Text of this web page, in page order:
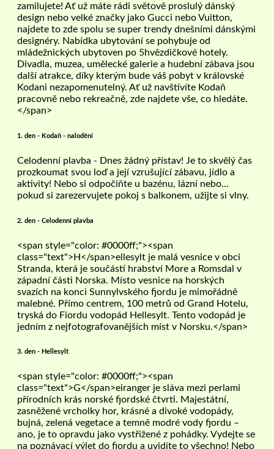
zamilujete! Ať už máte rádi světově proslulý dánský
design nebo velké značky jako Gucci nebo Vuitton,
najdete to zde spolu se super trendy dnešními dánskými
designéry. Nabídka ubytování se pohybuje od
mládežnických ubytoven po 5hvězdičkové hotely.
Divadla, muzea, umělecké galerie a hudební zábava jsou
další atrakce, díky kterým bude váš pobyt v královské
Kodani nezapomenutelný. Ať už navštívíte Kodaň
pracovně nebo rekreačně, zde najdete vše, co hledáte.
</span>
1. den - Kodaň - nalodění
Celodenní plavba - Dnes žádný přístav! Je to skvělý čas
prozkoumat svou loď a její vzrušující zábavu, jídlo a
aktivity! Nebo si odpočiňte u bazénu, lázní nebo...
pokud si zarezervujete pokoj s balkonem, užijte si vlny.
2. den - Celodenní plavba
<span style="color: #0000ff;"><span
class="text">H</span>ellesylt je malá vesnice v obci
Stranda, která je součástí hrabství More a Romsdal v
západní části Norska. Místo vesnice na horských
svazích na konci Sunnylvského fjordu je mimořádně
malebné. Přímo centrem, 100 metrů od Grand Hotelu,
tryská do Fiordu vodopád Hellesylt. Tento vodopád je
jedním z nejfotografovanějších míst v Norsku.</span>
3. den - Hellesylt
<span style="color: #0000ff;"><span
class="text">G</span>eiranger je sláva mezi perlami
přírodních krás norské fjordské čtvrti. Majestátní,
zasněžené vrcholky hor, krásné a divoké vodopády,
bujná, zelená vegetace a temně modré vody fjordu –
ano, je to opravdu jako vystřižené z pohádky. Vydejte se
na poznávací výlet do fjordu a uvidíte to všechno! Nebo